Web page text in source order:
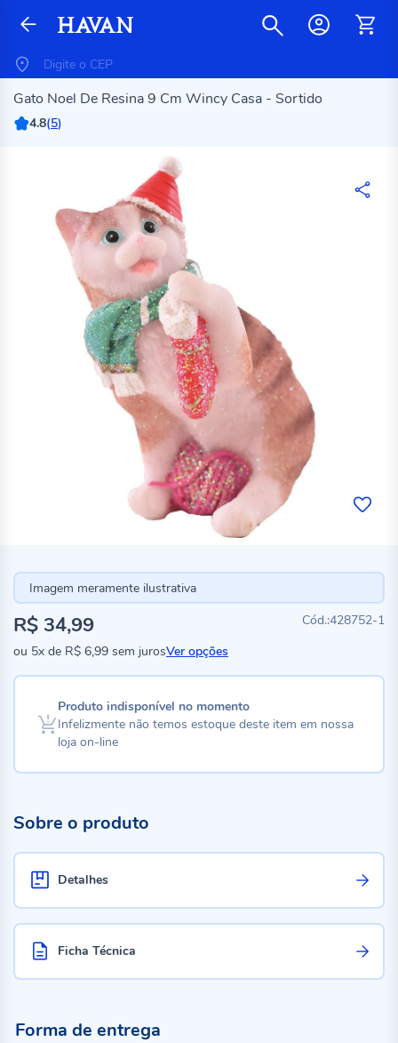
Gato Noel De Resina 9 Cm Wincy Casa - Sortido
4.8(5)
Imagem meramente ilustrativa
428752-1
R$ 34,99
ou 5x de R$ 6,99 sem jurosVer opções
Produto indisponível no momento
Infelizmente não temos estoque deste item em nossa
loja on-line
Sobre o produto
Detalhes
Ficha Técnica
Forma de entrega